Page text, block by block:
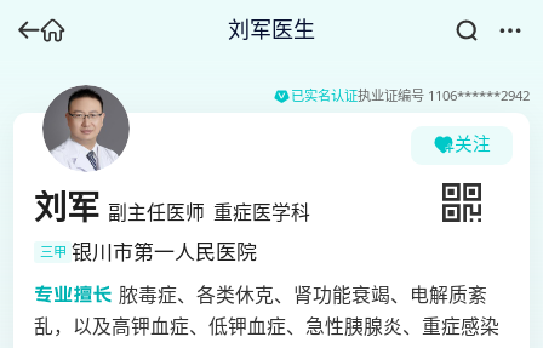
刘军医生
已实名认证执业证编号 1106******2942
关注
刘军 副主任医师 重症医学科
三甲 银川市第一人民医院
脓毒症、各类休克、肾功能衰竭、电解质紊
乱，以及高钾血症、低钾血症、急性胰腺炎、重症感染